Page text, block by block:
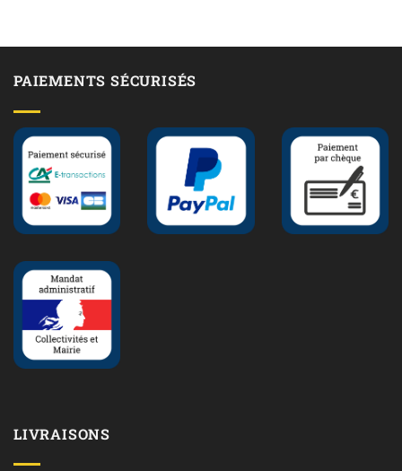
PAIEMENTS SÉCURISÉS
LIVRAISONS